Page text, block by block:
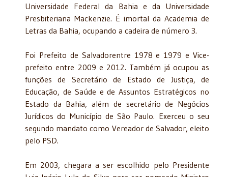
Universidade Federal da Bahia e da Universidade
Presbiteriana Mackenzie. É imortal da Academia de
Letras da Bahia, ocupando a cadeira de número 3.
Foi Prefeito de Salvadorentre 1978 e 1979 e Vice-
prefeito entre 2009 e 2012. Também já ocupou as
funções de Secretário de Estado de Justiça, de
Educação, de Saúde e de Assuntos Estratégicos no
Estado da Bahia, além de secretário de Negócios
Jurídicos do Município de São Paulo. Exerceu o seu
segundo mandato como Vereador de Salvador, eleito
pelo PSD.
Em 2003, chegara a ser escolhido pelo Presidente